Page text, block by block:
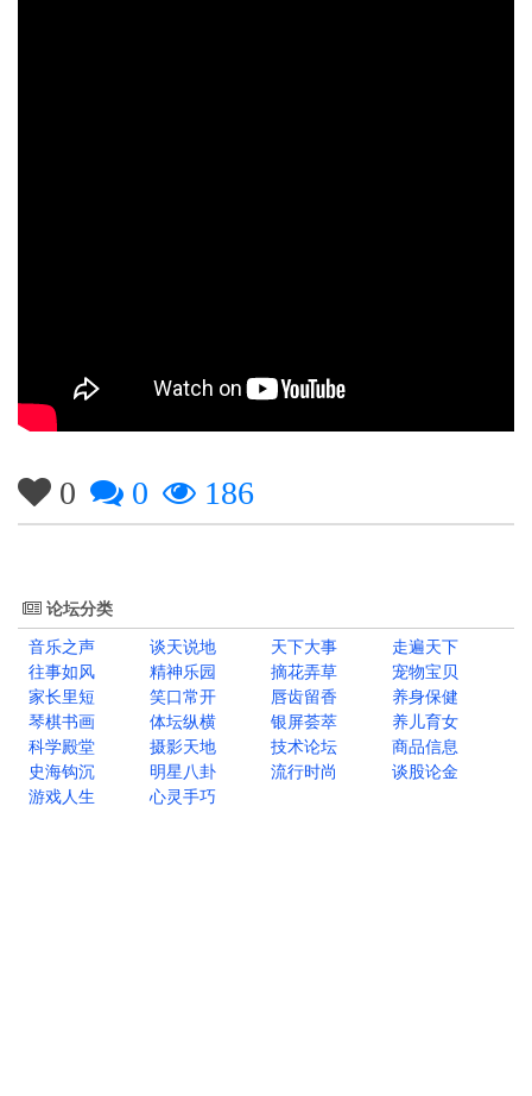
0 0 186
论坛分类
音乐之声
谈天说地 天下大事
走遍天下
往事如风
精神乐园 摘花弄草
宠物宝贝
家长里短
笑口常开 唇齿留香
养身保健
琴棋书画
体坛纵横 银屏荟萃
养儿育女
科学殿堂
摄影天地 技术论坛
商品信息
史海钩沉
明星八卦 流行时尚
谈股论金
游戏人生
心灵手巧